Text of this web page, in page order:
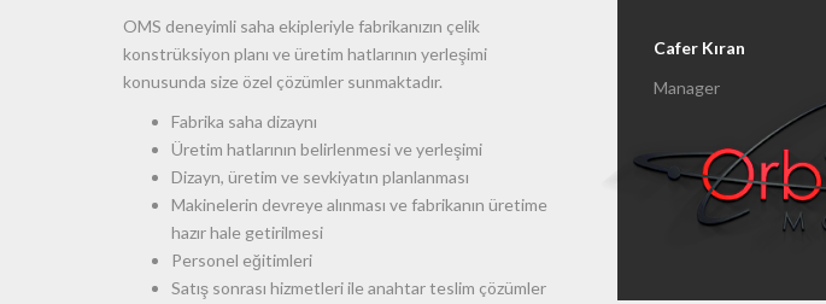
OMS deneyimli saha ekipleriyle fabrikanızın çelik
konstrüksiyon planı ve üretim hatlarının yerleşimi
konusunda size özel çözümler sunmaktadır.
Fabrika saha dizaynı
Üretim hatlarının belirlenmesi ve yerleşimi
Dizayn, üretim ve sevkiyatın planlanması
Makinelerin devreye alınması ve fabrikanın üretime
hazır hale getirilmesi
Personel eğitimleri
Satış sonrası hizmetleri ile anahtar teslim çözümler
Cafer Kıran
Manager